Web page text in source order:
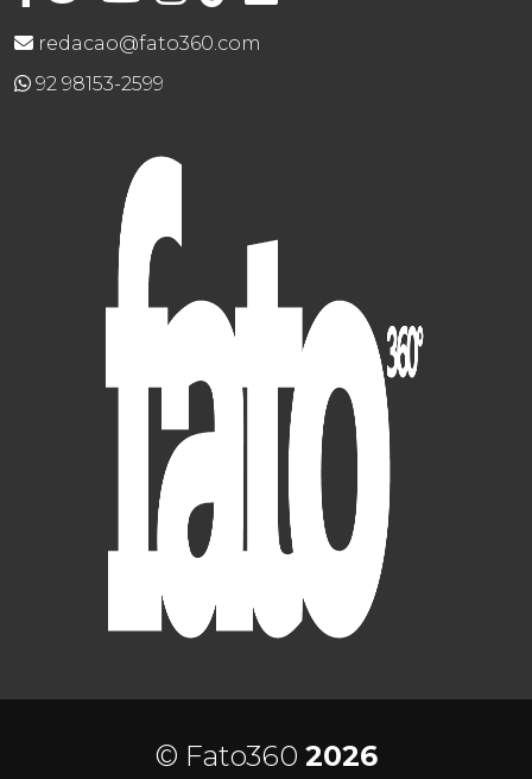
redacao@fato360.com
92 98153-2599
© Fato360 2026